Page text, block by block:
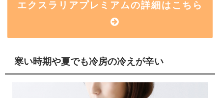
エクスラリアプレミアムの詳細はこちら
寒い時期や夏でも冷房の冷えが辛い